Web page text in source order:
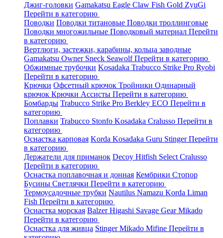
Джиг-головки Gamakatsu Eagle Claw Fish Gold ZyuGi
Перейти в категорию
Поводки Поводки титановые Поводки троллинговые
Поводки многожильные Поводковый материал Перейти
в категорию
Вертлюги, застежки, карабины, кольца заводные
Gamakatsu Owner Sneck SeawolfПерейти в категорию
Обжимные трубочки Kosadaka Trabucco Strike Pro Ryobi
Перейти в категорию
Крючки Офсетный крючок Тройники Одинарный
крючок Крючки Ассисты Перейти в категорию
Бомбарды Trabucco Strike Pro Berkley ECO Перейти в
категорию
Поплавки Trabucco Stonfo Kosadaka Cralusso Перейти в
категорию
Оснастка карповая Korda Kosadaka Guru StingerПерейти
в категорию
Держатели для приманок Decoy Hitfish Select Cralusso
Перейти в категорию
Оснастка поплавочная и донная Кембрики Стопор
Бусины Светлячки Перейти в категорию
Термоусадочные трубки Nautilus Namazu Korda Liman
Fish Перейти в категорию
Оснастка морская BalzerHigashi Savage GearMikado
Перейти в категорию
Оснастка для живца StingerMikado Mifine Перейти в